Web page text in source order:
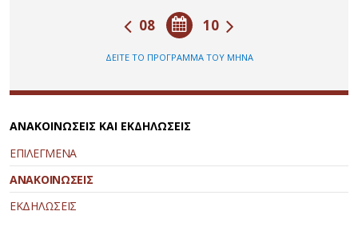
10
08
ΔΕΙΤΕ ΤΟ ΠΡΟΓΡΑΜΜΑ ΤΟΥ ΜΗΝΑ
ΑΝΑΚΟΙΝΩΣΕΙΣ ΚΑΙ ΕΚΔΗΛΩΣΕΙΣ
ΕΠΙΛΕΓΜΕΝΑ
ΑΝΑΚΟΙΝΩΣΕΙΣ
ΕΚΔΗΛΩΣΕΙΣ